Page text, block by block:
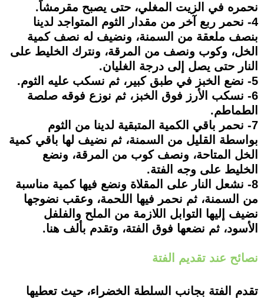
نحمره في الزيت المغلي، حتى يصبح مقرمشاً.
4- نحمر ربع آخر من مقدار الثوم المتواجد لدينا
بنصف ملعقة من السمنة، ونضيف له نصف كمية
الخل، وكوب ونصف من المرقة، ونترك الخليط على
النار حتى يصل إلى درجة الغليان.
5- نضع الخبز في طبق كبير، ثم نسكب عليه الثوم.
6- نسكب الأرز فوق الخبز، ثم نوزع فوقه صلصة
الطماطم.
7- نحمر باقي الكمية المتبقية لدينا من الثوم
بواسطة القليل من السمنة، ثم نضيف لها باقي كمية
الخل المتاحة، ونصف كوب من المرقة، ونضع
الخليط على وجه الفتة.
8- نشعل النار على المقلاة ونضع فيها كمية مناسبة
من السمنة، ثم نحمر فيها اللحمة، وعقب نضوجها
نضيف إليها التوابل اللازمة من الملح والفلفل
الأسود، ثم نضعها فوق الفتة، وتقدم بألف هنا.
نصائح عند تقديم الفتة
تقدم الفتة بجانب السلطة الخضراء، حيث تعطيها